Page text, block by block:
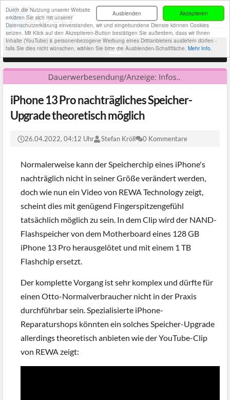
Akzeptieren
Ausblenden
Durch die Nutzung unserer Website
erklären Sie sich mit unserer
Datenschutzerklärung einverstanden, wir und eingebundene Dienste können Cookies
setzen. Mit Klick auf den Akzeptieren-Button bestätigen Sie außerdem, dass wir Ihnen
Inhalte (YouTube) & personenbezogene Werbung eines Drittanbieters ausliefern dürfen -
falls Sie dies nicht wünschen, wählen Sie bitte die Ausblenden-Schaltfläche. Mehr Info.
iPhone 13 Pro nachträgliches Speicher-
Upgrade theoretisch möglich
26.04.2022, 04:12 Uhr Stefan Kröll 0 Kommentare
Normalerweise kann der Speicherchip eines iPhone's
nachträglich nicht in seiner Größe verändert werden,
doch wie nun ein Video von REWA Technology zeigt,
scheint dies mit genügend Fingerspitzengefühl
tatsächlich möglich zu sein. In dem Clip wird der NAND-
Flashspeicher von dem Motherboard eines 128 GB
iPhone 13 Pro herausgelötet und mit einem 1 TB
Flashchip ersetzt.
Der komplette Vorgang ist sehr komplex und dürfte für
einen Otto-Normalverbraucher nicht in der Praxis
durchführbar sein. Spezialisierte iPhone-
Reparaturshops könnten ein solches Speicher-Upgrade
allerdings theoretisch anbieten wie der YouTube-Clip
von REWA zeigt: